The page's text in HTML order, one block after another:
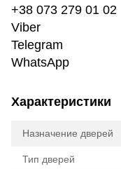
+38 073 279 01 02
Viber
Telegram
WhatsApp
Характеристики
Назначение дверей
Тип дверей